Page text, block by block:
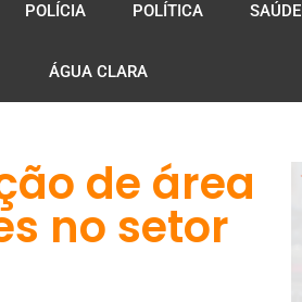
POLÍCIA POLÍTICA SAÚDE
ÁGUA CLARA
de área
no setor